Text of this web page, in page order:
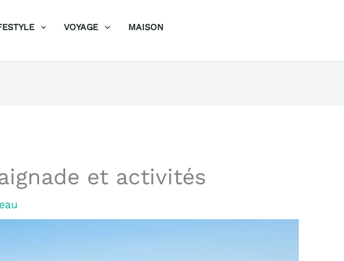
VOYAGE MAISON
et activités